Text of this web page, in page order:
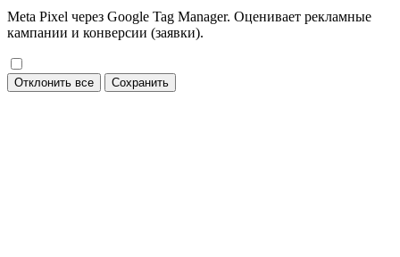
Meta Pixel через Google Tag Manager. Оценивает рекламные
кампании и конверсии (заявки).
Отклонить все Сохранить